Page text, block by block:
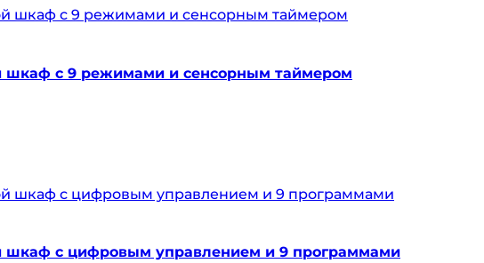
шкаф с 9 режимами и сенсорным таймером
шкаф с цифровым управлением и 9 программами